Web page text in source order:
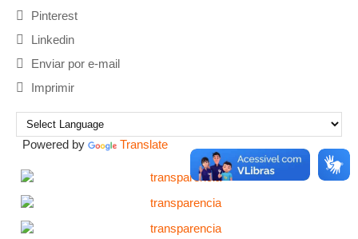
Pinterest
Linkedin
Enviar por e-mail
Imprimir
Powered by Translate